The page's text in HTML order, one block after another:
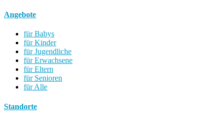
Angebote
für Babys
für Kinder
für Jugendliche
für Erwachsene
für Eltern
für Senioren
für Alle
Standorte